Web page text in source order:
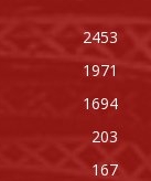
2453
1971
1694
203
167